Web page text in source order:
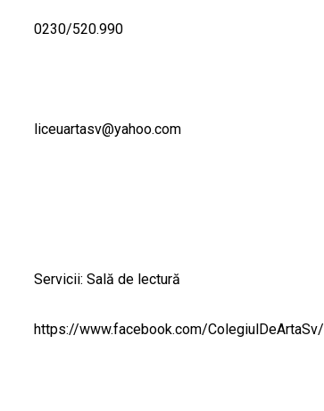
0230/520.990
liceuartasv@yahoo.com
Servicii: Sală de lectură
https://www.facebook.com/ColegiulDeArtaSv/